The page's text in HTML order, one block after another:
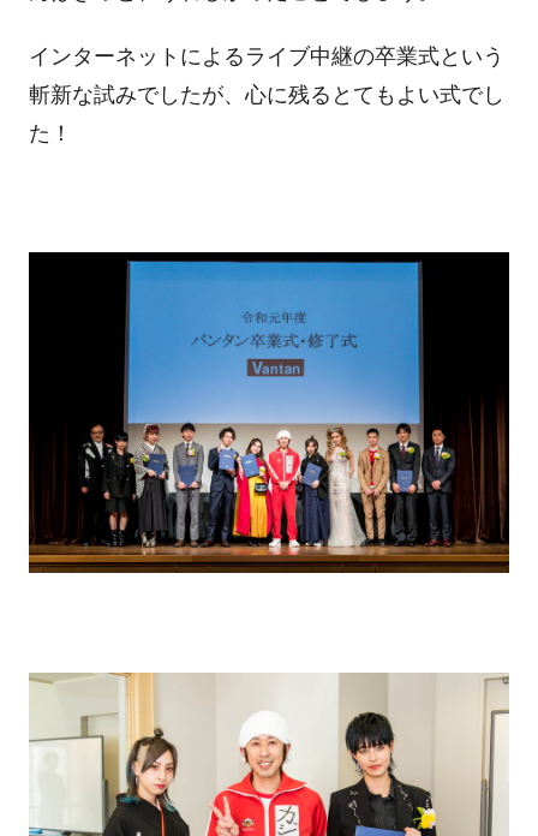
インターネットによるライブ中継の卒業式という
斬新な試みでしたが、心に残るとてもよい式でし
た！